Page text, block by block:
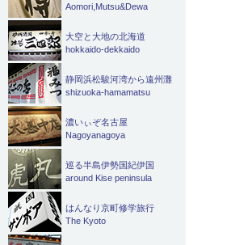
Aomori,Mutsu&Dewa
大空と大地の北海道
hokkaido-dekkaido
静岡浜松駿河湾から遠州灘
shizuoka-hamamatsu
濃いぃぞ名古屋
Nagoyanagoya
巡る半島伊勢国紀伊国
around Kise peninsula
はんなり京町修学旅行
The Kyoto